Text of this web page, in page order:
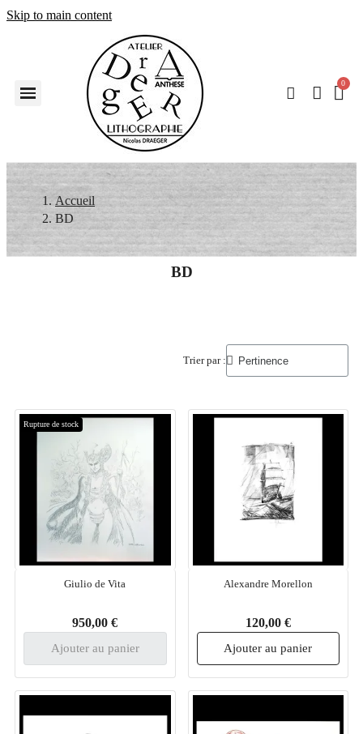
Skip to main content
Accueil
BD
BD
Trier par :
Rupture de stock
Giulio de Vita
950,00 €
Ajouter au panier
Alexandre Morellon
120,00 €
Ajouter au panier